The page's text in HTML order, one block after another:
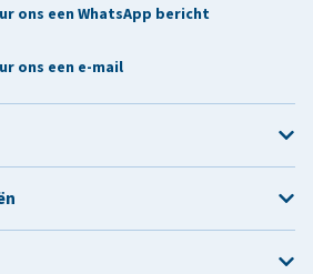
ons een WhatsApp bericht
ons een e-mail